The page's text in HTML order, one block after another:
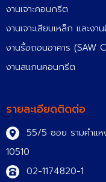
งานเจาะคอนกรีต
งานเจาะเสียบเหล็ก และง
งานรื้อถอนอาคาร (SAW
งานสแกนคอนกรีต
รายละเอียดติดต่อ
55/5 ซอย รามคำแห
10510
02-1174820-1